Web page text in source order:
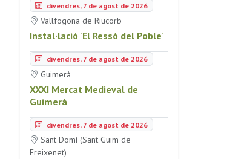
divendres, 7 de agost de 2026
Vallfogona de Riucorb
Instal·lació 'El Ressò del Poble'
divendres, 7 de agost de 2026
Guimerà
XXXI Mercat Medieval de
Guimerà
divendres, 7 de agost de 2026
Sant Domí (Sant Guim de
Freixenet)